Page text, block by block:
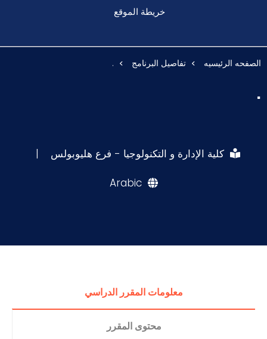
خريطة الموقع
الصفحه الرئيسيه تفاصيل البرنامج .
.
كلية الإدارة و التكنولوجيا - فرع هليوبولس |
Arabic
معلومات المقرر الدراسي
محتوى المقرر